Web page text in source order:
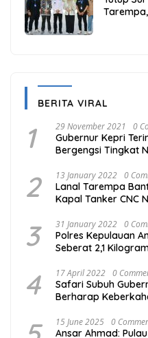
BERITA VIRAL
1 29 November 2021 0
Gubernur Kepri
Bergengsi Tingkat
2 13 January 2022 0
Lanal Tarempa
Kapal Tanker CNC
3 31 January 2022 0
Polres Kepulauan
Seberat 2,1
4 17 April 2022 0
Safari Subuh
Berharap
15 June 2025 0
Ansar Ahmad: